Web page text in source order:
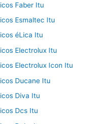
Faber Itu
Esmaltec Itu
éLica Itu
Electrolux Itu
Electrolux Icon Itu
Ducane Itu
Diva Itu
Dcs Itu